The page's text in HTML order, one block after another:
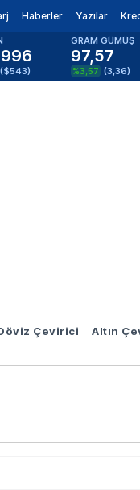
Haberler Yazılar
($543)
GRAM GÜMÜŞ
97,57
%3,57 (3,36)
Çevirici Altın